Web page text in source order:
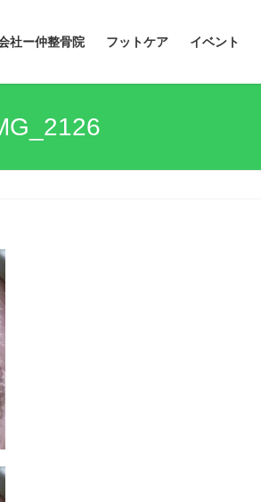
社ー仲整骨院 フットケア イベント